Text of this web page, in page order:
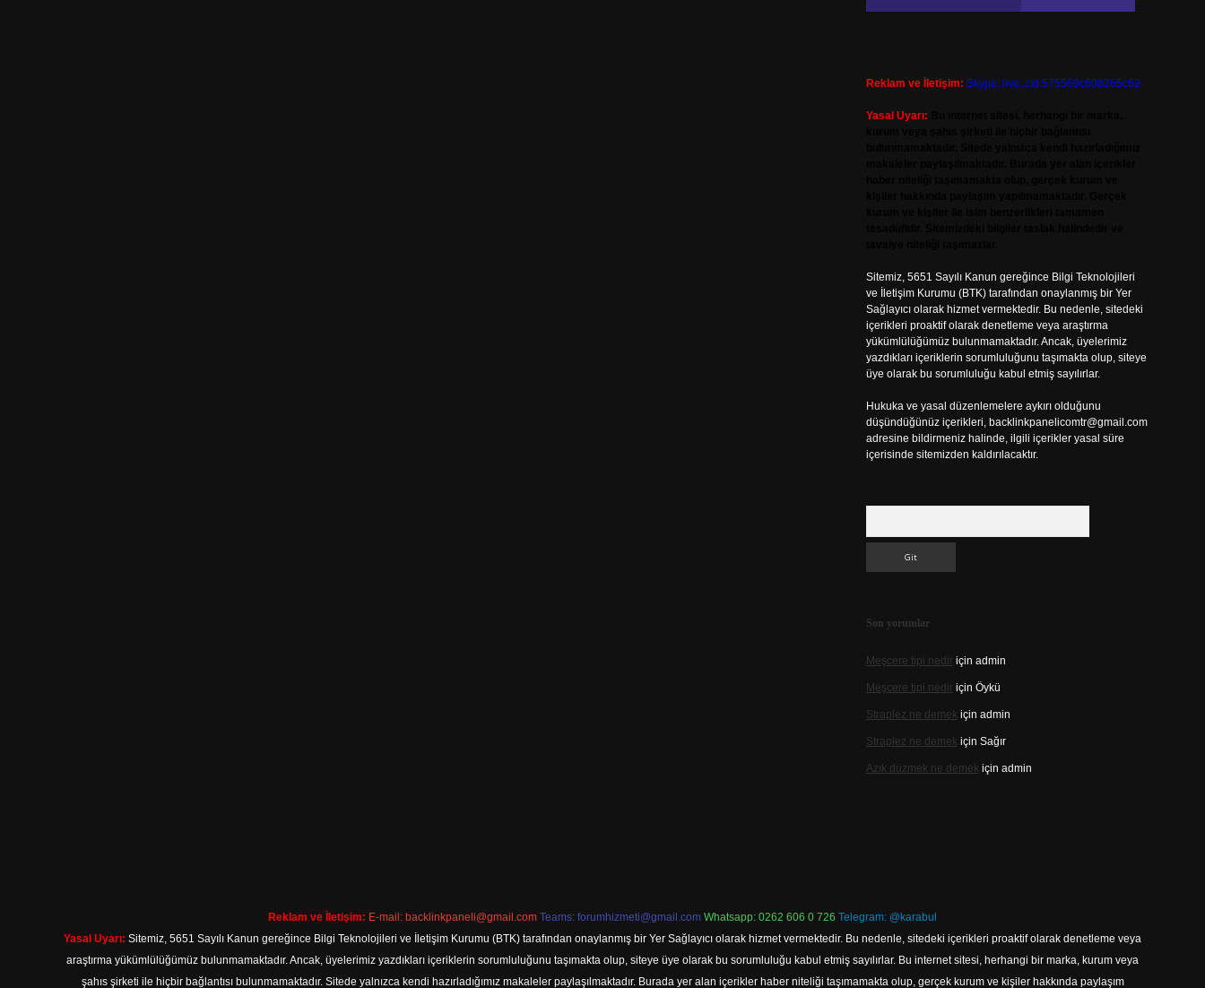
Reklam ve İletişim: Skype: live:.cid.575569c608265c69
Yasal Uyarı:
Sitemiz, 5651 Sayılı Kanun gereğince Bilgi Teknolojileri
ve İletişim Kurumu (BTK) tarafından onaylanmış bir Yer
Sağlayıcı olarak hizmet vermektedir. Bu nedenle, sitedeki
içerikleri proaktif olarak denetleme veya araştırma
yükümlülüğümüz bulunmamaktadır. Ancak, üyelerimiz
yazdıkları içeriklerin sorumluluğunu taşımakta olup, siteye
üye olarak bu sorumluluğu kabul etmiş sayılırlar.
Hukuka ve yasal düzenlemelere aykırı olduğunu
düşündüğünüz içerikleri, backlinkpanelicomtr@gmail.com
adresine bildirmeniz halinde, ilgili içerikler yasal süre
içerisinde sitemizden kaldırılacaktır.
Son yorumlar
Meşcere tipi nediriçin admin
Meşcere tipi nediriçin Öykü
Straplez ne demek için admin
Straplez ne demek için Sağır
Azık düzmek ne demek için admin
Reklam ve İletişim: E-mail: backlinkpaneli@gmail.com Teams: forumhizmeti@gmail.com Whatsapp: 0262 606 0 726 Telegram: @karabul
Yasal Uyarı: Sitemiz, 5651 Sayılı Kanun gereğince Bilgi Teknolojileri ve İletişim Kurumu (BTK) tarafından onaylanmış bir Yer Sağlayıcı olarak hizmet vermektedir. Bu nedenle, sitedeki içerikleri proaktif olarak denetleme veya
araştırma yükümlülüğümüz bulunmamaktadır. Ancak, üyelerimiz yazdıkları içeriklerin sorumluluğunu taşımakta olup, siteye üye olarak bu sorumluluğu kabul etmiş sayılırlar. Bu internet sitesi, herhangi bir marka, kurum veya
şahıs şirketi ile hiçbir bağlantısı bulunmamaktadır. Sitede yalnızca kendi hazırladığımız makaleler paylaşılmaktadır. Burada yer alan içerikler haber niteliği taşımamakta olup, gerçek kurum ve kişiler hakkında paylaşım